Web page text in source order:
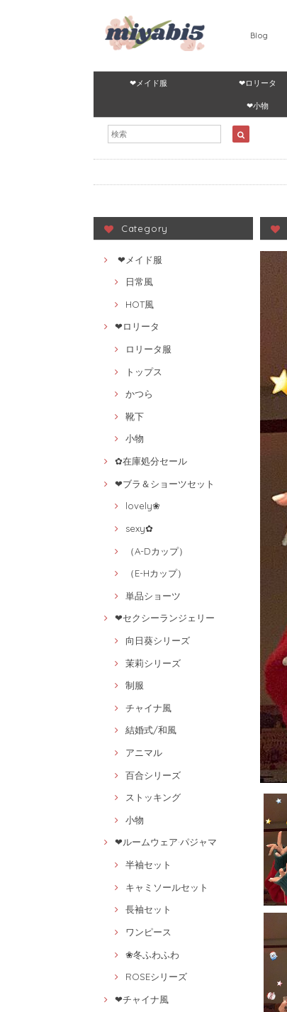
Blog
❤メイド服 ❤ロリータ
❤小物
Category
❤メイド服
日常風
HOT風
❤ロリータ
ロリータ服
トップス
かつら
靴下
小物
✿在庫処分セール
❤ブラ＆ショーツセット
lovely❀
sexy✿
（A-Dカップ）
（E-Hカップ）
単品ショーツ
❤セクシーランジェリー
向日葵シリーズ
茉莉シリーズ
制服
チャイナ風
結婚式/和風
アニマル
百合シリーズ
ストッキング
小物
❤ルームウェア·パジャマ
半袖セット
キャミソールセット
長袖セット
ワンピース
❀冬ふわふわ
ROSEシリーズ
❤チャイナ風